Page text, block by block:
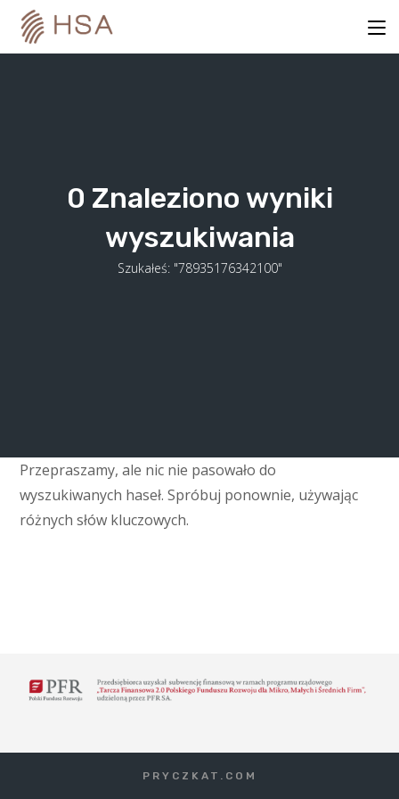
content
0 Znaleziono wyniki
wyszukiwania
Szukałeś: "78935176342100"
Przepraszamy, ale nic nie pasowało do
wyszukiwanych haseł. Spróbuj ponownie, używając
różnych słów kluczowych.
PRYCZKAT.COM